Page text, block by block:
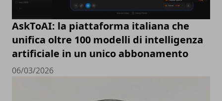
AskToAI: la piattaforma italiana che
unifica oltre 100 modelli di intelligenza
artificiale in un unico abbonamento
06/03/2026